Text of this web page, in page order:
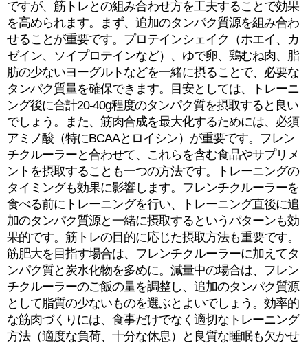
ですが、筋トレとの組み合わせ方を工夫することで効果
を高められます。まず、追加のタンパク質源を組み合わ
せることが重要です。プロテインシェイク（ホエイ、カ
ゼイン、ソイプロテインなど）、ゆで卵、鶏むね肉、脂
肪の少ないヨーグルトなどを一緒に摂ることで、必要な
タンパク質量を確保できます。目安としては、トレーニ
ング後に合計20-40g程度のタンパク質を摂取すると良い
でしょう。また、筋肉合成を最大化するためには、必須
アミノ酸（特にBCAAとロイシン）が重要です。フレン
チクルーラーと合わせて、これらを含む食品やサプリメ
ントを摂取することも一つの方法です。トレーニングの
タイミングも効果に影響します。フレンチクルーラーを
食べる前にトレーニングを行い、トレーニング直後に追
加のタンパク質源と一緒に摂取するというパターンも効
果的です。筋トレの目的に応じた摂取方法も重要です。
筋肥大を目指す場合は、フレンチクルーラーに加えてタ
ンパク質と炭水化物を多めに。減量中の場合は、フレン
チクルーラーのご飯の量を調整し、追加のタンパク質源
として脂質の少ないものを選ぶとよいでしょう。効率的
な筋肉づくりには、食事だけでなく適切なトレーニング
方法（適度な負荷、十分な休息）と良質な睡眠も欠かせ